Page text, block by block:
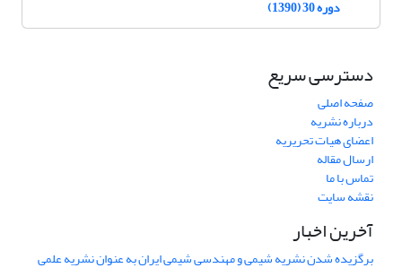
دوره 30 (1390)
دسترسی سریع
صفحه اصلی
درباره نشریه
اعضای هیات تحریریه
ارسال مقاله
تماس با ما
نقشه سایت
آخرین اخبار
برگزیده شدن نشریه شیمی و مهندسی شیمی ایران به عنوان نشریه علمی